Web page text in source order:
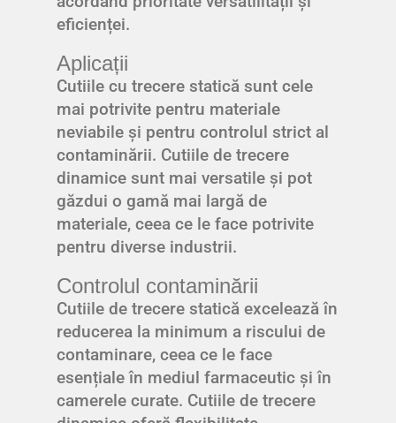
eficienței.
Aplicații
Cutiile cu trecere statică sunt cele
mai potrivite pentru materiale
neviabile și pentru controlul strict al
contaminării. Cutiile de trecere
dinamice sunt mai versatile și pot
găzdui o gamă mai largă de
materiale, ceea ce le face potrivite
pentru diverse industrii.
Controlul contaminării
Cutiile de trecere statică excelează în
reducerea la minimum a riscului de
contaminare, ceea ce le face
esențiale în mediul farmaceutic și în
camerele curate. Cutiile de trecere